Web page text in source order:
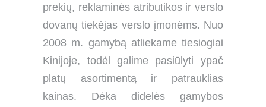
prekių, reklaminės atributikos ir verslo
dovanų tiekėjas verslo įmonėms. Nuo
2008 m. gamybą atliekame tiesiogiai
Kinijoje, todėl galime pasiūlyti ypač
platų asortimentą ir patrauklias
kainas. Dėka didelės gamybos